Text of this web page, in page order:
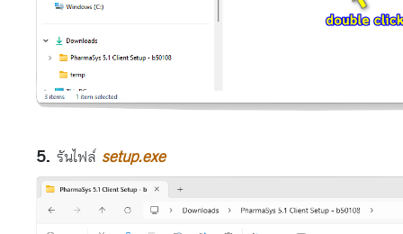
รันไฟล์ setup.exe